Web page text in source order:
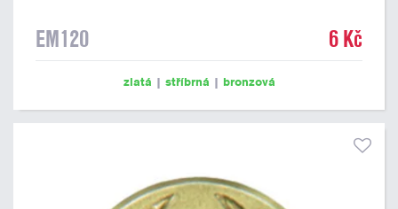
EM120 6 Kč
zlatá | stříbrná | bronzová